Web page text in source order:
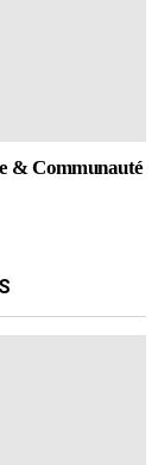
& Communauté